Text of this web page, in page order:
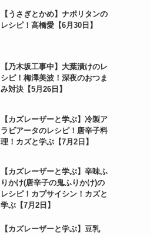
【うさぎとかめ】ナポリタンの
レシピ！高橋愛【6月30日】
【乃木坂工事中】大葉漬けのレ
シピ！梅澤美波！深夜のおつま
み対決【5月26日】
【カズレーザーと学ぶ】冷製ア
ラビアータのレシピ！唐辛子料
理！カズと学ぶ【7月2日】
【カズレーザーと学ぶ】辛味ふ
りかけ(唐辛子の鬼ふりかけ)の
レシピ！カプサイシン！カズと
学ぶ【7月2日】
【カズレーザーと学ぶ】豆乳